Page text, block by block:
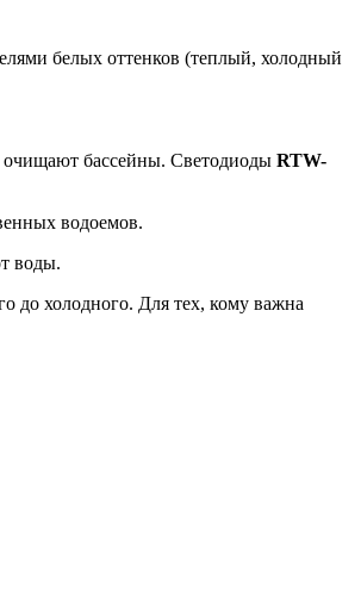
белых оттенков (теплый, холодный
очищают бассейны. Светодиоды RTW-
водоемов.
воды.
до холодного. Для тех, кому важна